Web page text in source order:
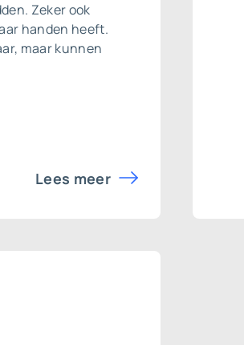
Zeker ook
handen heeft.
maar kunnen
Lees meer